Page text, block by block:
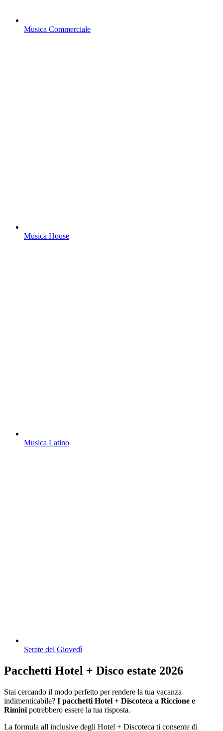
Musica Commerciale
Musica House
Musica Latino
Serate del Giovedì
Pacchetti Hotel + Disco estate 2026
Stai cercando il modo perfetto per rendere la tua vacanza
indimenticabile? I pacchetti Hotel + Discoteca a Riccione e
Rimini potrebbero essere la tua risposta.
La formula all inclusive degli Hotel + Discoteca ti consente di